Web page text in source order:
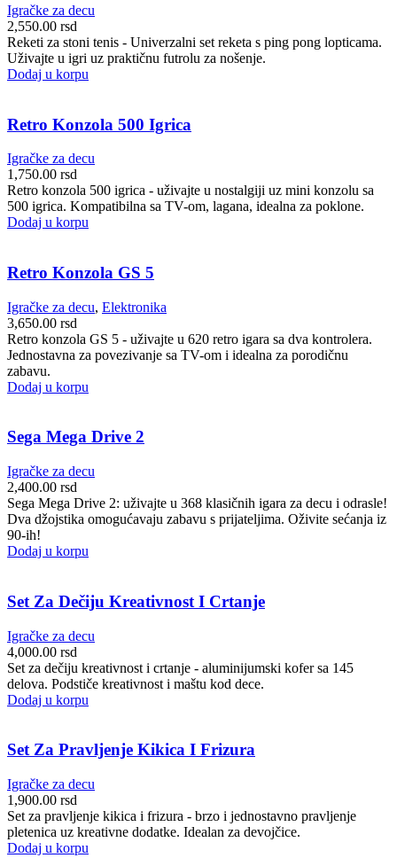
Igračke za decu
2,550.00 rsd
Reketi za stoni tenis - Univerzalni set reketa s ping pong lopticama.
Uživajte u igri uz praktičnu futrolu za nošenje.
Dodaj u korpu
Retro Konzola 500 Igrica
Igračke za decu
1,750.00 rsd
Retro konzola 500 igrica - uživajte u nostalgiji uz mini konzolu sa
500 igrica. Kompatibilna sa TV-om, lagana, idealna za poklone.
Dodaj u korpu
Retro Konzola GS 5
Igračke za decu, Elektronika
3,650.00 rsd
Retro konzola GS 5 - uživajte u 620 retro igara sa dva kontrolera.
Jednostavna za povezivanje sa TV-om i idealna za porodičnu
zabavu.
Dodaj u korpu
Sega Mega Drive 2
Igračke za decu
2,400.00 rsd
Sega Mega Drive 2: uživajte u 368 klasičnih igara za decu i odrasle!
Dva džojstika omogućavaju zabavu s prijateljima. Oživite sećanja iz
90-ih!
Dodaj u korpu
Set Za Dečiju Kreativnost I Crtanje
Igračke za decu
4,000.00 rsd
Set za dečiju kreativnost i crtanje - aluminijumski kofer sa 145
delova. Podstiče kreativnost i maštu kod dece.
Dodaj u korpu
Set Za Pravljenje Kikica I Frizura
Igračke za decu
1,900.00 rsd
Set za pravljenje kikica i frizura - brzo i jednostavno pravljenje
pletenica uz kreativne dodatke. Idealan za devojčice.
Dodaj u korpu